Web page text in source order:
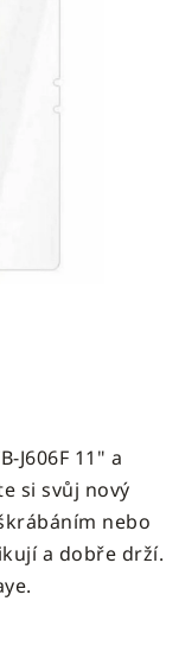
J606F 11" a
si svůj nový
nebo
a dobře drží.